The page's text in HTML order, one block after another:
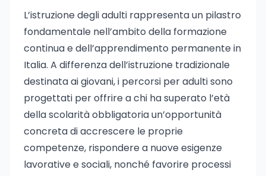
L’istruzione degli adulti rappresenta un pilastro
fondamentale nell’ambito della formazione
continua e dell’apprendimento permanente in
Italia. A differenza dell’istruzione tradizionale
destinata ai giovani, i percorsi per adulti sono
progettati per offrire a chi ha superato l’età
della scolarità obbligatoria un’opportunità
concreta di accrescere le proprie
competenze, rispondere a nuove esigenze
lavorative e sociali, nonché favorire processi